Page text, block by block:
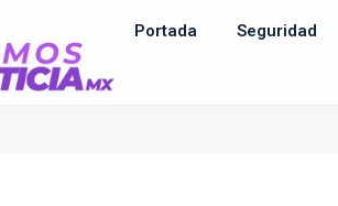
Portada Seguridad